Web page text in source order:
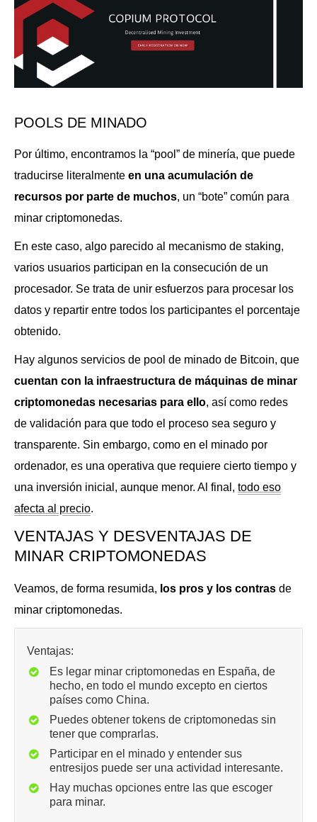
POOLS DE MINADO
Por último, encontramos la “pool” de minería, que puede
traducirse literalmente en una acumulación de
recursos por parte de muchos, un “bote” común para
minar criptomonedas.
En este caso, algo parecido al mecanismo de staking,
varios usuarios participan en la consecución de un
procesador. Se trata de unir esfuerzos para procesar los
datos y repartir entre todos los participantes el porcentaje
obtenido.
Hay algunos servicios de pool de minado de Bitcoin, que
cuentan con la infraestructura de máquinas de minar
criptomonedas necesarias para ello, así como redes
de validación para que todo el proceso sea seguro y
transparente. Sin embargo, como en el minado por
ordenador, es una operativa que requiere cierto tiempo y
una inversión inicial, aunque menor. Al final, todo eso
afecta al precio.
VENTAJAS Y DESVENTAJAS DE
MINAR CRIPTOMONEDAS
Veamos, de forma resumida, los pros y los contras de
minar criptomonedas.
Ventajas:
Es legar minar criptomonedas en España, de
hecho, en todo el mundo excepto en ciertos
países como China.
Puedes obtener tokens de criptomonedas sin
tener que comprarlas.
Participar en el minado y entender sus
entresijos puede ser una actividad interesante.
Hay muchas opciones entre las que escoger
para minar.